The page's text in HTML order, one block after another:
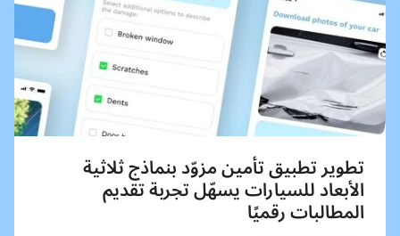
تطوير تطبيق تأمين مزوّد بنماذج ثلاثية
الأبعاد للسيارات يسهّل تجربة تقديم
المطالبات رقميًا